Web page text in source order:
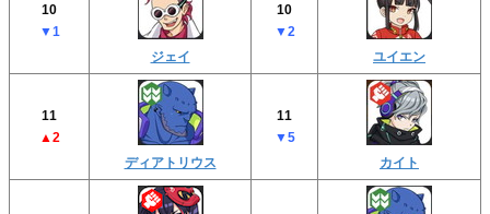
10
▼1
ジェイ
10
▼2
ユイエン
11
▲2
ディアトリウス
11
▼5
カイト